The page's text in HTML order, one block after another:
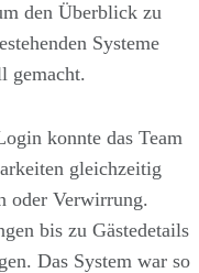
den Überblick zu
Systeme
gemacht.
konnte das Team
gleichzeitig
oder Verwirrung.
bis zu Gästedetails
Das System war so